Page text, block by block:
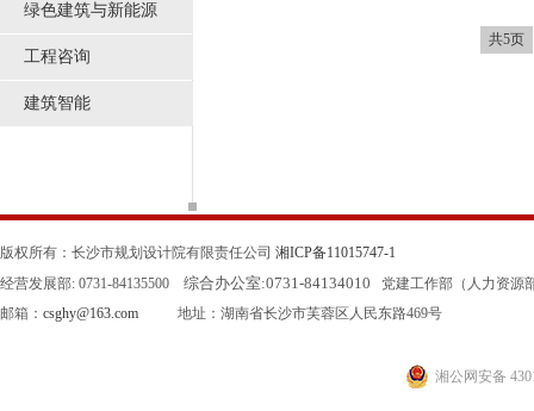
绿色建筑与新能源
工程咨询
建筑智能
共5页
版权所有：长沙市规划设计院有限责任公司 湘ICP备11015747-1
经营发展部: 0731-84135500 综合办公室:0731-84134010
党建工作部（人力资源
邮箱： csghy@163.com 地址：湖南省长沙市芙蓉区人民东路469号
湘公网安备